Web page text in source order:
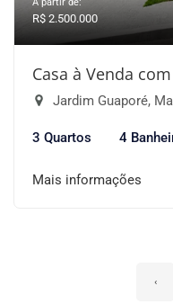
R$ 2.500.000
Casa à Venda
Jardim Guaporé,
3 Quartos 4
Mais informações
‹